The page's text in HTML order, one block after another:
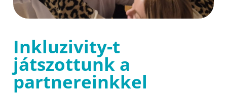
Inkluzivity-t
játszottunk a
partnereinkkel